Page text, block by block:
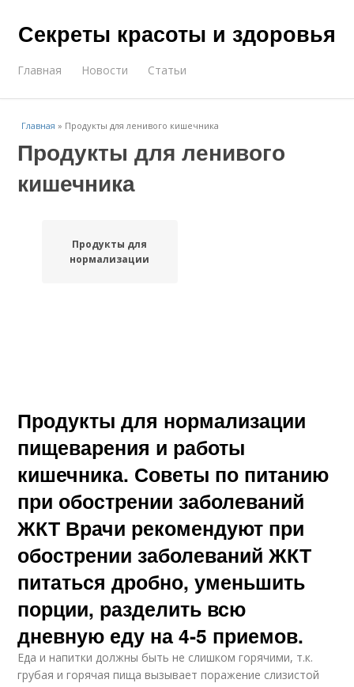
Секреты красоты и здоровья
Главная Новости Статьи
Главная » Продукты для ленивого кишечника
Продукты для ленивого
кишечника
Продукты для
нормализации
Продукты для нормализации
пищеварения и работы
кишечника. Советы по питанию
при обострении заболеваний
ЖКТ Врачи рекомендуют при
обострении заболеваний ЖКТ
питаться дробно, уменьшить
порции, разделить всю
дневную еду на 4-5 приемов.
Еда и напитки должны быть не слишком горячими, т.к.
грубая и горячая пища вызывает поражение слизистой